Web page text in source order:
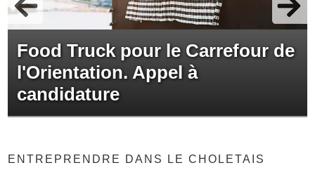
Food Truck pour le Carrefour de
l'Orientation. Appel à
candidature
ENTREPRENDRE DANS LE CHOLETAIS